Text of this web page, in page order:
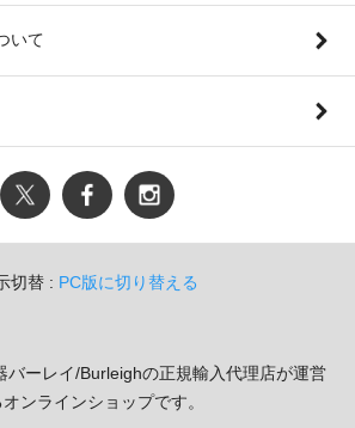
いて
切替 : PC版に切り替える
バーレイ/Burleighの正規輸入代理店が運営
ンラインショップです。